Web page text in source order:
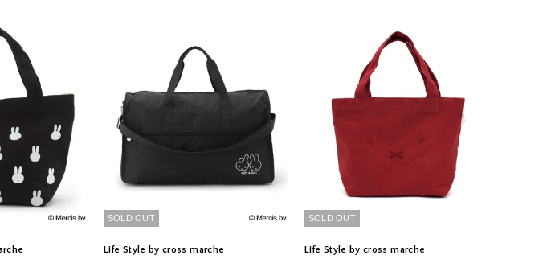
SOLD OUT
Life Style by cross marche
SOLD OUT
Life Style by cross marche